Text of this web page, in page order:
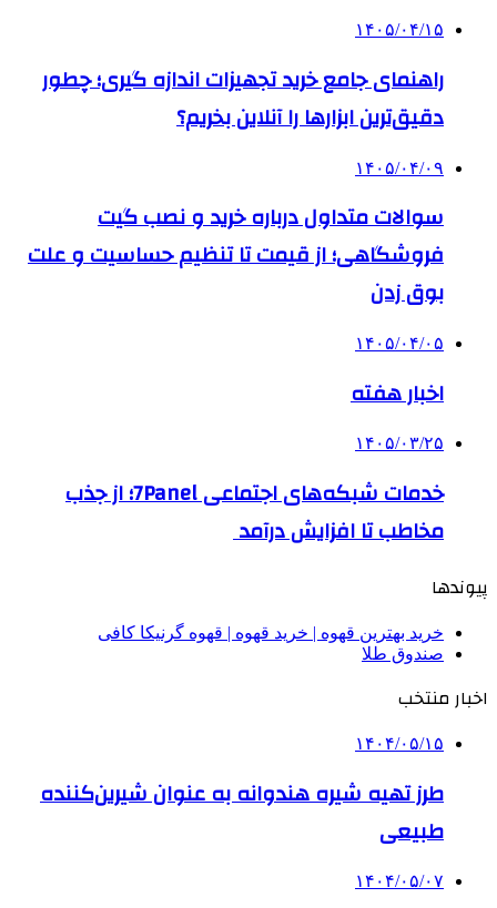
۱۴۰۵/۰۴/۱۵
راهنمای جامع خرید تجهیزات اندازه گیری؛ چطور
دقیق‌ترین ابزارها را آنلاین بخریم؟
۱۴۰۵/۰۴/۰۹
سوالات متداول درباره خرید و نصب گیت
فروشگاهی؛ از قیمت تا تنظیم حساسیت و علت
بوق زدن
۱۴۰۵/۰۴/۰۵
اخبار هفته
۱۴۰۵/۰۳/۲۵
خدمات شبکه‌های اجتماعی 7Panel؛ از جذب
مخاطب تا افزایش درآمد
پیوندها
خرید بهترین قهوه | خرید قهوه | قهوه گرنیکا کافی
صندوق طلا
اخبار منتخب
۱۴۰۴/۰۵/۱۵
طرز تهیه شیره هندوانه به عنوان شیرین‌کننده
طبیعی
۱۴۰۴/۰۵/۰۷